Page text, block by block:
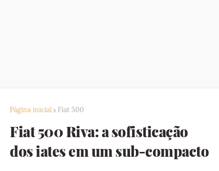
Página inicial Fiat 500
Fiat 500 Riva: a sofisticação
dos iates em um sub-compacto